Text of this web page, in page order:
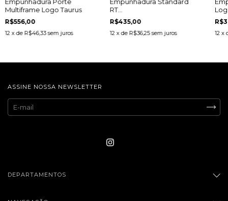
Multiframe Logo Taurus
R$556,00
12 x de R$46,33 sem juros
RT
85/85S/856/605/650/941/942
Logo Taurus
R$435,00
12 x de R$36,25 sem juros 12 x
ASSINE NOSSA NEWSLETTER
DEPARTAMENTOS